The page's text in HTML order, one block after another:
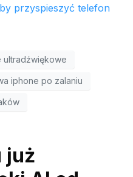
przyspieszyć telefon
ultradźwiękowe
iphone po zalaniu
już